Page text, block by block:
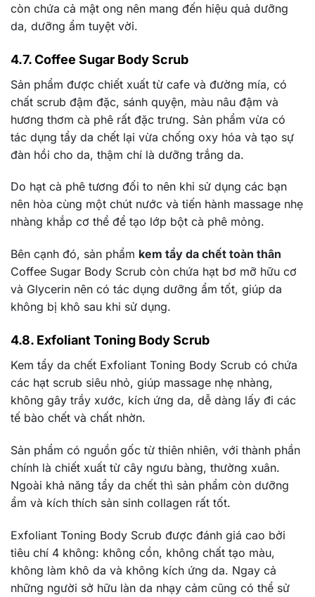
còn chứa cả mật ong nên mang đến hiệu quả dưỡng
da, dưỡng ẩm tuyệt vời.
4.7. Coffee Sugar Body Scrub
Sản phẩm được chiết xuất từ cafe và đường mía, có
chất scrub đậm đặc, sánh quyện, màu nâu đậm và
hương thơm cà phê rất đặc trưng. Sản phẩm vừa có
tác dụng tẩy da chết lại vừa chống oxy hóa và tạo sự
đàn hồi cho da, thậm chí là dưỡng trắng da.
Do hạt cà phê tương đối to nên khi sử dụng các bạn
nên hòa cùng một chút nước và tiến hành massage nhẹ
nhàng khắp cơ thể để tạo lớp bột cà phê mỏng.
Bên cạnh đó, sản phẩm kem tẩy da chết toàn thân
Coffee Sugar Body Scrub còn chứa hạt bơ mỡ hữu cơ
và Glycerin nên có tác dụng dưỡng ẩm tốt, giúp da
không bị khô sau khi sử dụng.
4.8. Exfoliant Toning Body Scrub
Kem tẩy da chết Exfoliant Toning Body Scrub có chứa
các hạt scrub siêu nhỏ, giúp massage nhẹ nhàng,
không gây trầy xước, kích ứng da, dễ dàng lấy đi các
tế bào chết và chất nhờn.
Sản phẩm có nguồn gốc từ thiên nhiên, với thành phần
chính là chiết xuất từ cây ngưu bàng, thường xuân.
Ngoài khả năng tẩy da chết thì sản phẩm còn dưỡng
ẩm và kích thích sản sinh collagen rất tốt.
Exfoliant Toning Body Scrub được đánh giá cao bởi
tiêu chí 4 không: không cồn, không chất tạo màu,
không làm khô da và không kích ứng da. Ngay cả
những người sở hữu làn da nhạy cảm cũng có thể sử